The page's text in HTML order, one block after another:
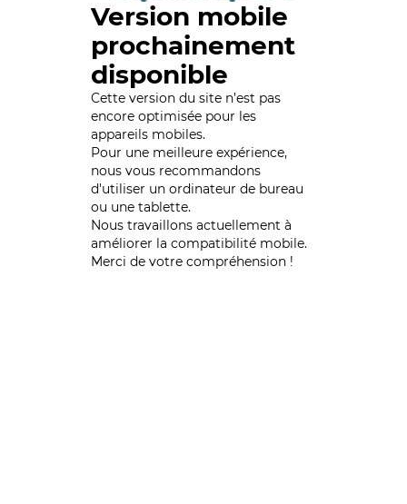
Version mobile
prochainement
disponible
Cette version du site n’est pas
encore optimisée pour les
appareils mobiles.
Pour une meilleure expérience,
nous vous recommandons
d'utiliser un ordinateur de bureau
ou une tablette.
Nous travaillons actuellement à
améliorer la compatibilité mobile.
Merci de votre compréhension !